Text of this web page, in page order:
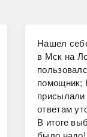
Нашел
в Мск на
помощник;
ответам
В итоге